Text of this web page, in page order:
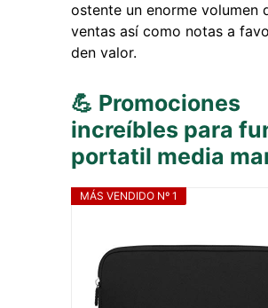
ostente un enorme volumen
ventas así como notas a
den valor.
💪 Promociones
increíbles para
portatil media
MÁS VENDIDO Nº 1